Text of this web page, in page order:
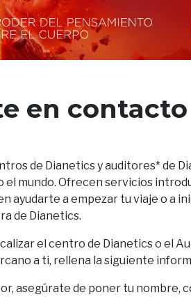
en
de Dianetics y auditores* de
el mundo. Ofrecen servicios
ayudarte a empezar tu viaje o a
de Dianetics.
el centro de Dianetics o el
a ti, rellena la siguiente
asegúrate de poner tu nombre,